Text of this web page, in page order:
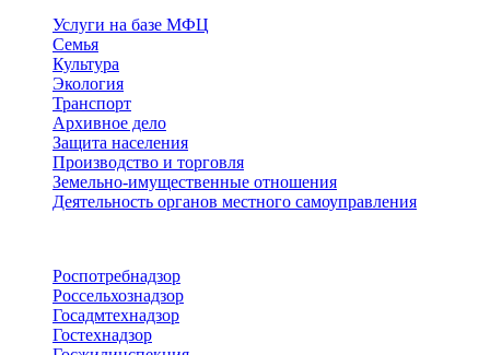
Услуги на базе МФЦ
Семья
Культура
Экология
Транспорт
Архивное дело
Защита населения
Производство и торговля
Земельно-имущественные отношения
Деятельность органов местного самоуправления
Роспотребнадзор
Россельхознадзор
Госадмтехнадзор
Гостехнадзор